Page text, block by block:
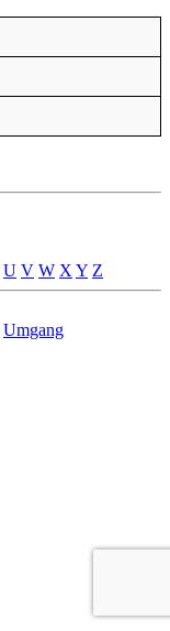
U V W X Y Z
Umgang